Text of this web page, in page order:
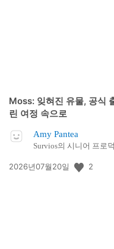
Moss: 잊혀진 유물, 공식
린 여정 속으로
Amy Pantea
Survios의 시니어 프로
공
2026년07월20일 2